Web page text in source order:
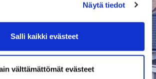
Näytä tiedot
Salli kaikki evästeet
välttämättömät evästeet
Lisää ostoskoriin